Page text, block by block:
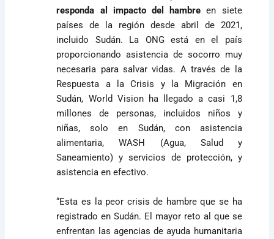
responda al impacto del hambre en siete
países de la región desde abril de 2021,
incluido Sudán. La ONG está en el país
proporcionando asistencia de socorro muy
necesaria para salvar vidas. A través de la
Respuesta a la Crisis y la Migración en
Sudán, World Vision ha llegado a casi 1,8
millones de personas, incluidos niños y
niñas, solo en Sudán, con asistencia
alimentaria, WASH (Agua, Salud y
Saneamiento) y servicios de protección, y
asistencia en efectivo.
“Esta es la peor crisis de hambre que se ha
registrado en Sudán. El mayor reto al que se
enfrentan las agencias de ayuda humanitaria